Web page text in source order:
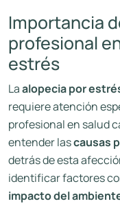
Importancia
profesional
estrés
Laalopecia por
requiere atención
profesional en salud
entender lascausas
detrás de esta
identificar factores
impacto del